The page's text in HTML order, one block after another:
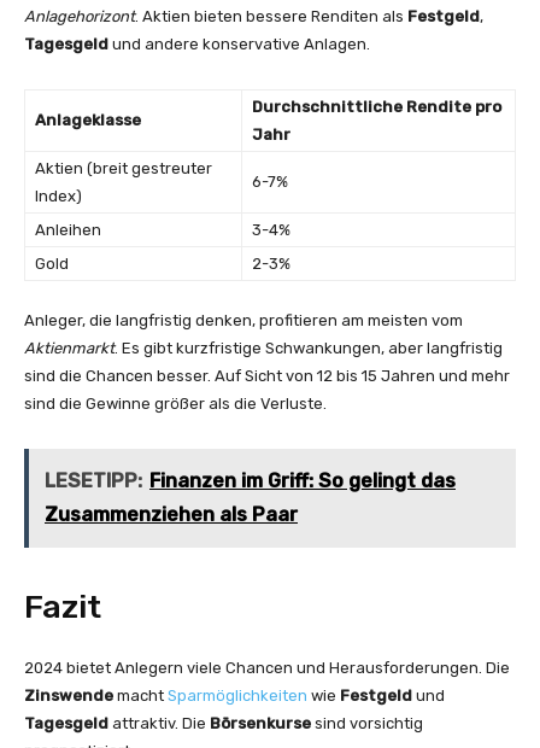
Anlagehorizont. Aktien bieten bessere Renditen als Festgeld,
Tagesgeld und andere konservative Anlagen.
Anlageklasse
Durchschnittliche Rendite pro
Jahr
Aktien (breit gestreuter
Index)
6-7%
Anleihen
3-4%
Gold
2-3%
Anleger, die langfristig denken, profitieren am meisten vom
Aktienmarkt. Es gibt kurzfristige Schwankungen, aber langfristig
sind die Chancen besser. Auf Sicht von 12 bis 15 Jahren und mehr
sind die Gewinne größer als die Verluste.
LESETIPP: Finanzen im Griff: So gelingt das
Zusammenziehen als Paar
Fazit
2024 bietet Anlegern viele Chancen und Herausforderungen. Die
Zinswende macht Sparmöglichkeiten wie Festgeld und
Tagesgeld attraktiv. Die Börsenkurse sind vorsichtig